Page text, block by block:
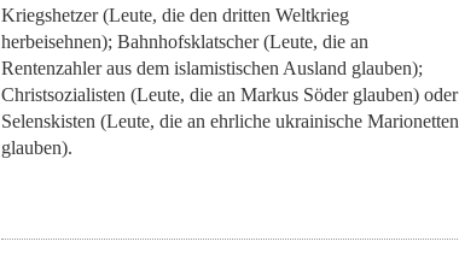
Kriegshetzer (Leute, die den dritten Weltkrieg
herbeisehnen); Bahnhofsklatscher (Leute, die an
Rentenzahler aus dem islamistischen Ausland glauben);
Christsozialisten (Leute, die an Markus Söder glauben) oder
Selenskisten (Leute, die an ehrliche ukrainische Marionetten
glauben).